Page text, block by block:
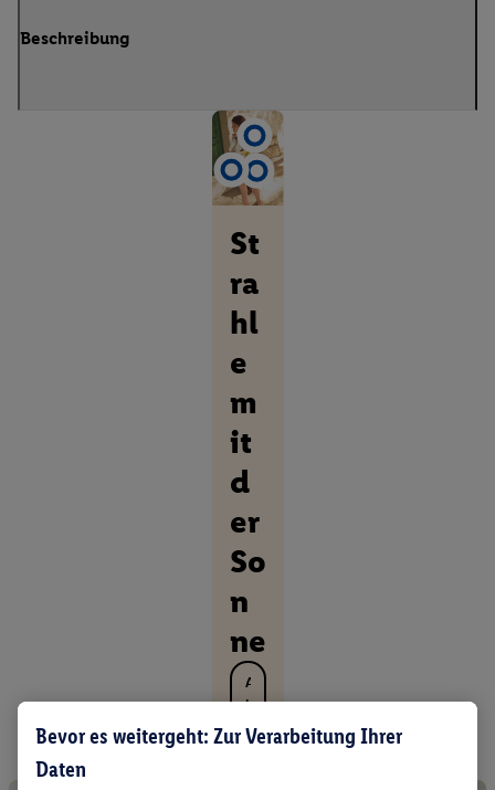
Beschreibung
St
ra
hl
e
m
it
d
er
So
n
ne
A
l
l
e
Bevor es weitergeht: Zur Verarbeitung Ihrer
Daten